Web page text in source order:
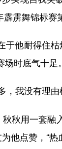
雳舞锦标赛
他耐得住枯
时底气十足。
，我没有理由
用一套融
他点赞，“热